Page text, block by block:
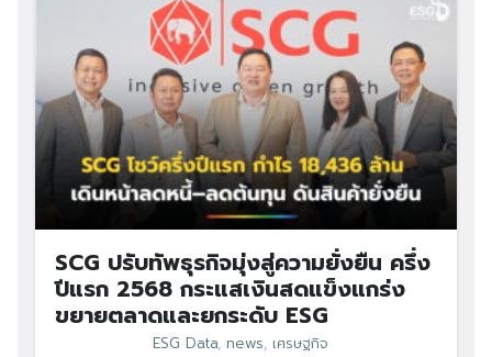
SCG ปรับทัพธุรกิจมุ่งสู่ความยั่งยืน ครึ่ง
ปีแรก 2568 กระแสเงินสดแข็งแกร่ง
ขยายตลาดและยกระดับ ESG
ESG Data, news, เศรษฐกิจ